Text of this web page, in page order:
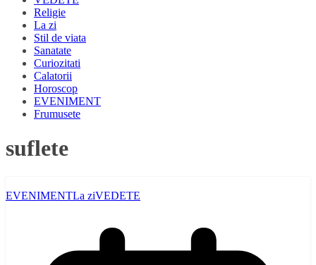
Religie
La zi
Stil de viata
Sanatate
Curiozitati
Calatorii
Horoscop
EVENIMENT
Frumusete
suflete
EVENIMENTLa ziVEDETE